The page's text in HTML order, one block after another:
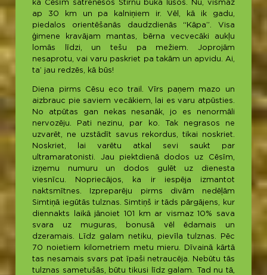
ka Cēsīm satrenēšos Stirnu buka lūšos. Nu, vismaz
ap 30 km un pa kalniņiem ir. Vēl, kā ik gadu,
piedalos orientēšanās daudzdienās “Kāpa”. Visa
ģimene kravājam mantas, bērna vecvecāki aukļu
lomās līdzi, un tešu pa mežiem. Joprojām
nesaprotu, vai varu paskriet pa takām un apvidu. Ai,
ta’ jau redzēs, kā būs!
Diena pirms Cēsu eco trail. Vīrs paņem mazo un
aizbrauc pie saviem vecākiem, lai es varu atpūsties.
No atpūtas gan nekas nesanāk, jo es nenormāli
nervozēju. Pati nezinu, par ko. Tak negrasos ne
uzvarēt, ne uzstādīt savus rekordus, tikai noskriet.
Noskriet, lai varētu atkal sevi saukt par
ultramaratonisti. Jau piektdienā dodos uz Cēsīm,
izņemu numuru un dodos gulēt uz dienesta
viesnīcu. Nopriecājos, ka ir iespēja izmantot
naktsmītnes. Izpreparēju pirms divām nedēļām
Simtiņā iegūtās tulznas. Simtiņš ir tāds pārgājens, kur
diennakts laikā jānoiet 101 km ar vismaz 10% sava
svara uz muguras, bonusā vēl ēdamais un
dzeramais. Līdz galam netiku, pievīla tulznas. Pēc
70 noietiem kilometriem metu mieru. Dīvainā kārtā
tas nesamais svars pat īpaši netraucēja. Nebūtu tās
tulznas sametušās, būtu tikusi līdz galam. Tad nu tā,